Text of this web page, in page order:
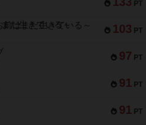
97
91
91
88
ト